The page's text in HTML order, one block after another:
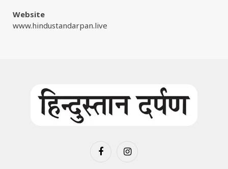
Website
www.hindustandarpan.live
FacebookInstagram